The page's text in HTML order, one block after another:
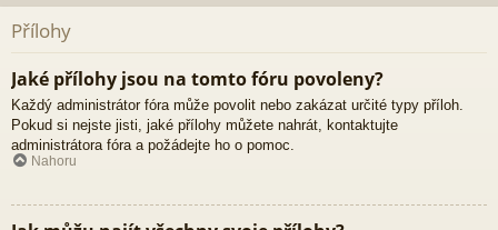
Přílohy
Jaké přílohy jsou na tomto fóru povoleny?
Každý administrátor fóra může povolit nebo zakázat určité typy příloh.
Pokud si nejste jisti, jaké přílohy můžete nahrát, kontaktujte
administrátora fóra a požádejte ho o pomoc.
Nahoru